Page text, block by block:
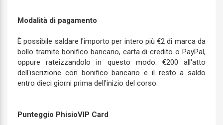
Modalità di pagamento
È possibile saldare l'importo per intero più €2 di marca da
bollo tramite bonifico bancario, carta di credito o PayPal,
oppure rateizzandolo in questo modo: €200 all'atto
dell'iscrizione con bonifico bancario e il resto a saldo
entro dieci giorni prima dell'inizio del corso.
Punteggio PhisioVIP Card